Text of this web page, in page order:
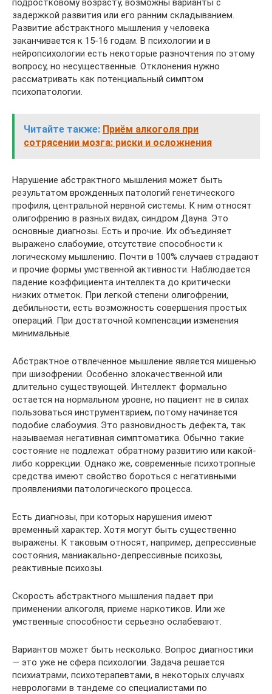
подростковому возрасту, возможны варианты с
задержкой развития или его ранним складыванием.
Развитие абстрактного мышления у человека
заканчивается к 15-16 годам. В психологии и в
нейропсихологии есть некоторые разночтения по этому
вопросу, но несущественные. Отклонения нужно
рассматривать как потенциальный симптом
психопатологии.
Читайте также: Приём алкоголя при
сотрясении мозга: риски и осложнения
Нарушение абстрактного мышления может быть
результатом врожденных патологий генетического
профиля, центральной нервной системы. К ним относят
олигофрению в разных видах, синдром Дауна. Это
основные диагнозы. Есть и прочие. Их объединяет
выражено слабоумие, отсутствие способности к
логическому мышлению. Почти в 100% случаев страдают
и прочие формы умственной активности. Наблюдается
падение коэффициента интеллекта до критически
низких отметок. При легкой степени олигофрении,
дебильности, есть возможность совершения простых
операций. При достаточной компенсации изменения
минимальные.
Абстрактное отвлеченное мышление является мишенью
при шизофрении. Особенно злокачественной или
длительно существующей. Интеллект формально
остается на нормальном уровне, но пациент не в силах
пользоваться инструментарием, потому начинается
подобие слабоумия. Это разновидность дефекта, так
называемая негативная симптоматика. Обычно такие
состояние не подлежат обратному развитию или какой-
либо коррекции. Однако же, современные психотропные
средства имеют свойство бороться с негативными
проявлениями патологического процесса.
Есть диагнозы, при которых нарушения имеют
временный характер. Хотя могут быть существенно
выражены. К таковым относят, например, депрессивные
состояния, маниакально-депрессивные психозы,
реактивные психозы.
Скорость абстрактного мышления падает при
применении алкоголя, приеме наркотиков. Или же
умственные способности серьезно ослабевают.
Вариантов может быть несколько. Вопрос диагностики
— это уже не сфера психологии. Задача решается
психиатрами, психотерапевтами, в некоторых случаях
неврологами в тандеме со специалистами по